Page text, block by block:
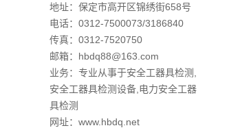
地址：保定市高开区锦绣街658号
电话：0312-7500073/3186840
传真：0312-7520750
邮箱：hbdq88@163.com
业务：专业从事于安全工器具检测,
安全工器具检测设备,电力安全工器
具检测
网址：www.hbdq.net